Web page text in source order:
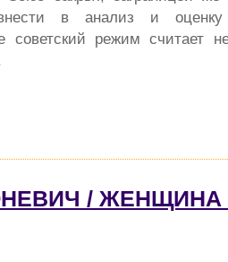
в анализ и оценку
советский режим считает
/ ЖЕНЩИНА